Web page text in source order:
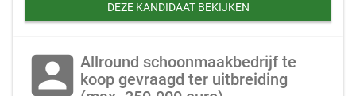
DEZE KANDIDAAT BEKIJKEN
account_box Allround schoonmaakbedrijf te
koop gevraagd ter uitbreiding